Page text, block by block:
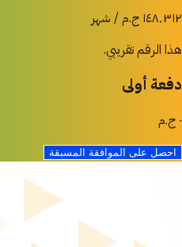
١٤٨٬٣١٢ ج.م / شهر
هذا الرقم تقريبي.
دفعة أولى
٠ ج.م
احصل على الموافقة المسبقة